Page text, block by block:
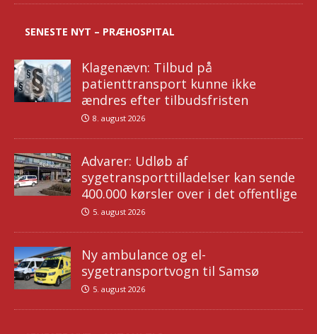
SENESTE NYT – PRÆHOSPITAL
Klagenævn: Tilbud på
patienttransport kunne ikke
ændres efter tilbudsfristen
8. august 2026
Advarer: Udløb af
sygetransporttilladelser kan sende
400.000 kørsler over i det offentlige
5. august 2026
Ny ambulance og el-
sygetransportvogn til Samsø
5. august 2026